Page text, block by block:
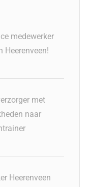
medewerker
Heerenveen!
met
naar
Heerenveen